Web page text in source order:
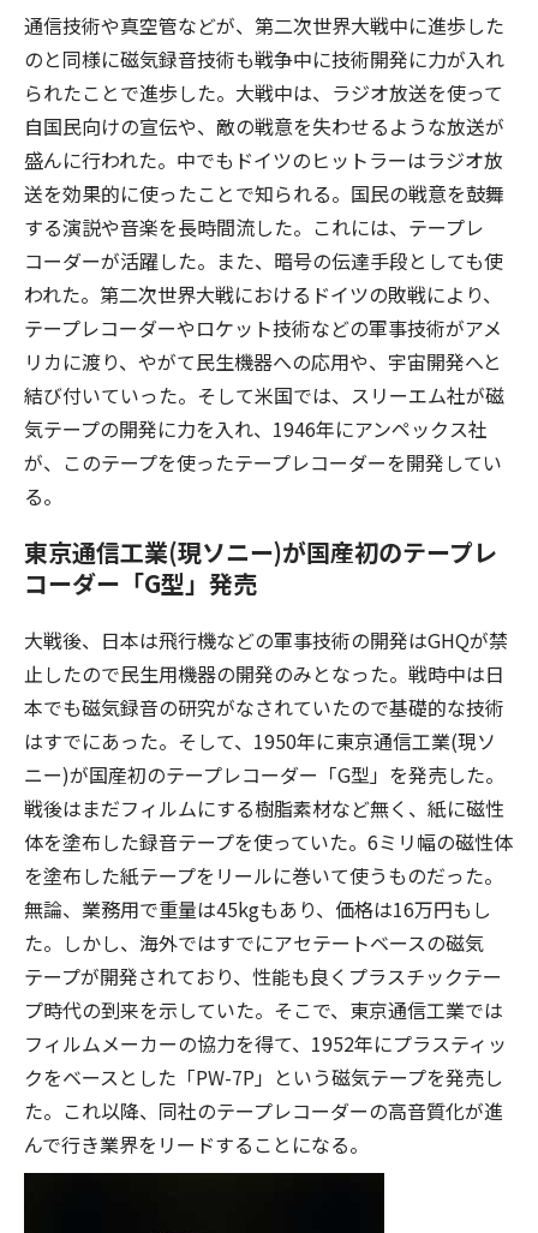
通信技術や真空管などが、第二次世界大戦中に進歩した
のと同様に磁気録音技術も戦争中に技術開発に力が入れ
られたことで進歩した。大戦中は、ラジオ放送を使って
自国民向けの宣伝や、敵の戦意を失わせるような放送が
盛んに行われた。中でもドイツのヒットラーはラジオ放
送を効果的に使ったことで知られる。国民の戦意を鼓舞
する演説や音楽を長時間流した。これには、テープレ
コーダーが活躍した。また、暗号の伝達手段としても使
われた。第二次世界大戦におけるドイツの敗戦により、
テープレコーダーやロケット技術などの軍事技術がアメ
リカに渡り、やがて民生機器への応用や、宇宙開発へと
結び付いていった。そして米国では、スリーエム社が磁
気テープの開発に力を入れ、1946年にアンペックス社
が、このテープを使ったテープレコーダーを開発してい
る。
東京通信工業(現ソニー)が国産初のテープレ
コーダー「G型」発売
大戦後、日本は飛行機などの軍事技術の開発はGHQが禁
止したので民生用機器の開発のみとなった。戦時中は日
本でも磁気録音の研究がなされていたので基礎的な技術
はすでにあった。そして、1950年に東京通信工業(現ソ
ニー)が国産初のテープレコーダー「G型」を発売した。
戦後はまだフィルムにする樹脂素材など無く、紙に磁性
体を塗布した録音テープを使っていた。6ミリ幅の磁性体
を塗布した紙テープをリールに巻いて使うものだった。
無論、業務用で重量は45kgもあり、価格は16万円もし
た。しかし、海外ではすでにアセテートベースの磁気
テープが開発されており、性能も良くプラスチックテー
プ時代の到来を示していた。そこで、東京通信工業では
フィルムメーカーの協力を得て、1952年にプラスティッ
クをベースとした「PW-7P」という磁気テープを発売し
た。これ以降、同社のテープレコーダーの高音質化が進
んで行き業界をリードすることになる。